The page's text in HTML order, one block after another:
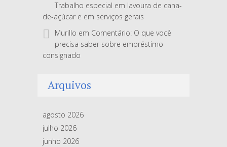
Trabalho especial em lavoura de cana-
de-açúcar e em serviços gerais
Murillo em Comentário: O que você
precisa saber sobre empréstimo
consignado
Arquivos
agosto 2026
julho 2026
junho 2026